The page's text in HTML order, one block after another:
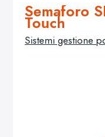
Semaforo
Touch
Sistemi gestione